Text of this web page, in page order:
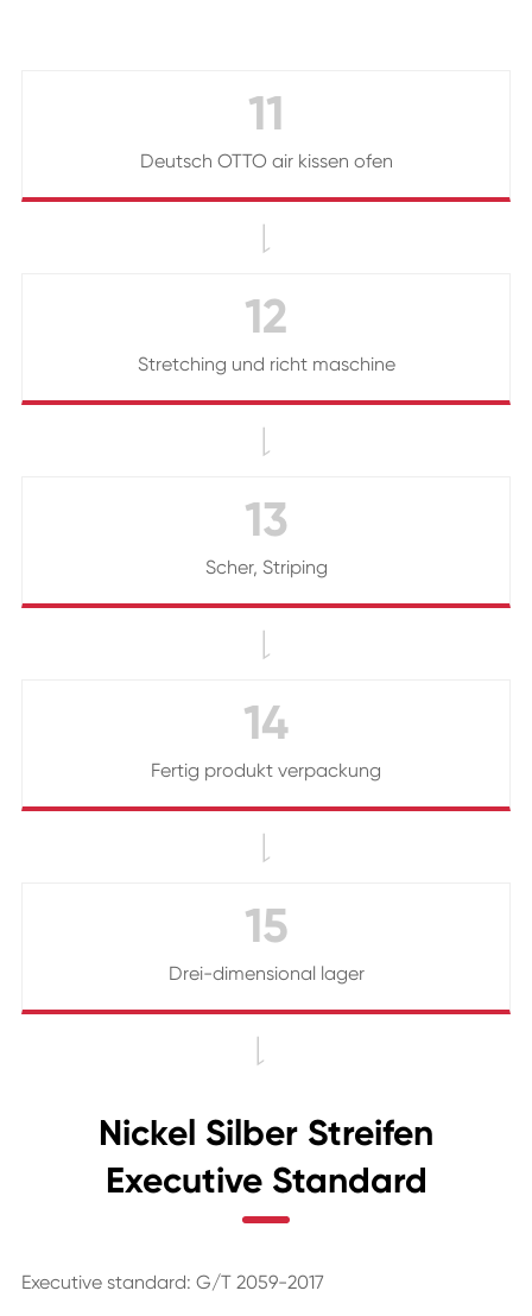
11
Deutsch OTTO air kissen ofen

12
Stretching und richt maschine

13
Scher, Striping

14
Fertig produkt verpackung

15
Drei-dimensional lager

Nickel Silber Streifen
Executive Standard
Executive standard: G/T 2059-2017